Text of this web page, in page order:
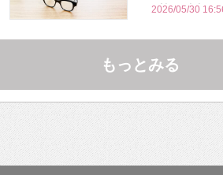
づらいくらい
Bose並み
2026/05/30
もっとみる